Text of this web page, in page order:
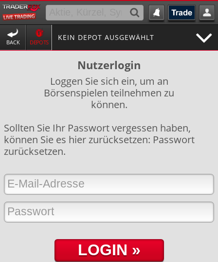
BACK DEPOTS
KEIN DEPOT AUSGEWÄHLT
Nutzerlogin
Loggen Sie sich ein, um an
Börsenspielen teilnehmen zu
können.
Sollten Sie Ihr Passwort vergessen haben,
können Sie es hier zurücksetzen: Passwort
zurücksetzen.